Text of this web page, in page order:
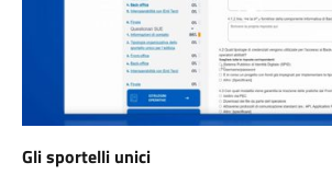
Gli sportelli unici